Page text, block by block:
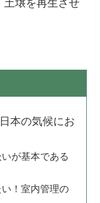
土壌を再生させ
本の気候にお
が基本である
！室内管理の